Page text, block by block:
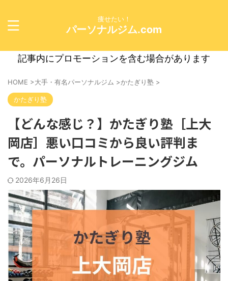
痩せたい！
パーソナルジム.com
記事内にプロモーションを含む場合があります
HOME >大手・有名パーソナルジム >かたぎり塾 >
かたぎり塾
【どんな感じ？】かたぎり塾［上大
岡店］悪い口コミから良い評判ま
で。パーソナルトレーニングジム
2026年6月26日